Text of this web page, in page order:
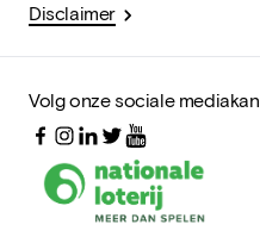
Disclaimer
Volg onze sociale